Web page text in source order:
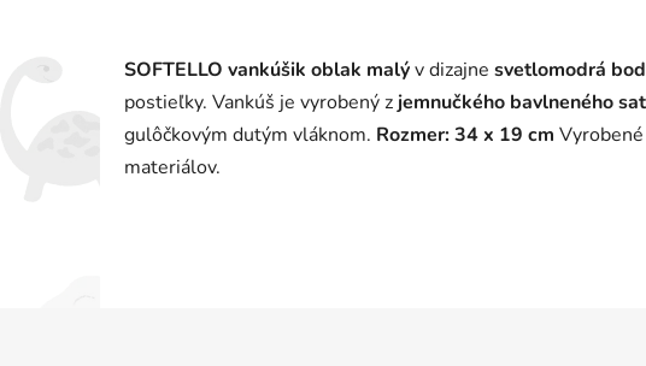
SOFTELLO vankúšik oblak malýv dizajne svetlomodrá
postieľky. Vankúš je vyrobený z jemnučkého bavlneného
gulôčkovým dutým vláknom. Rozmer: 34 x 19 cm
materiálov.